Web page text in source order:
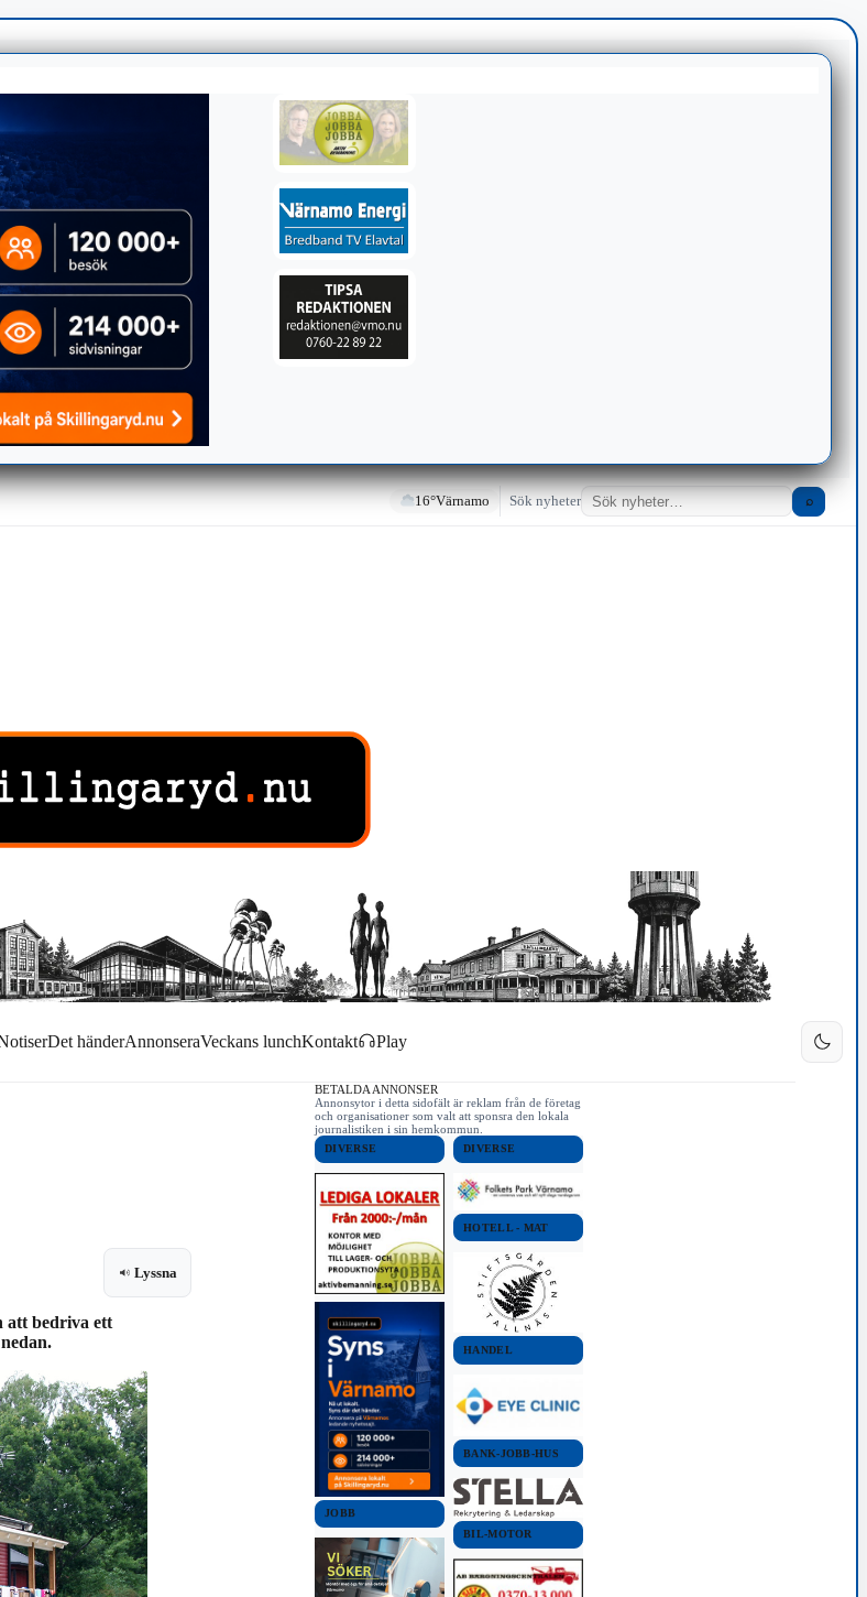
16°Värnamo Sök nyheter ⌕
Det händerAnnonseraVeckans lunchKontakt Play
Lyssna
att bedriva ett
BETALDA ANNONSER
Annonsytor i detta sidofält är reklam från de företag
och organisationer som valt att sponsra den lokala
journalistiken i sin hemkommun.
DIVERSE
JOBB
DIVERSE
HOTELL - MAT
HANDEL
BANK-JOBB-HUS
BIL-MOTOR